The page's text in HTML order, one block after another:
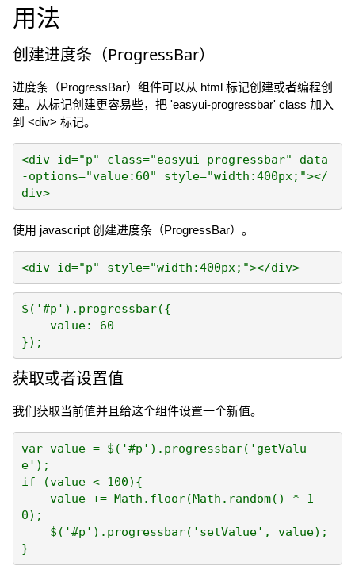
用法
创建进度条（ProgressBar）
进度条（ProgressBar）组件可以从 html 标记创建或者编程创
建。从标记创建更容易些，把 'easyui-progressbar' class 加入
到 <div> 标记。
<div id="p" class="easyui-progressbar" data
-options="value:60" style="width:400px;"></
div>
使用 javascript 创建进度条（ProgressBar）。
<div id="p" style="width:400px;"></div>
$('#p').progressbar({
获取或者设置值
我们获取当前值并且给这个组件设置一个新值。
var value = $('#p').progressbar('getValu
e');
if (value < 100){
0);